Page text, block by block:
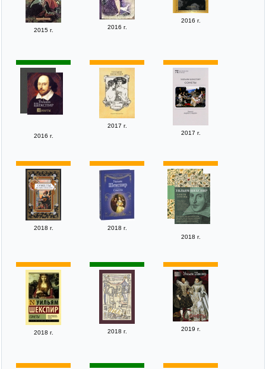
2015 г. 2016 г.
2016 г.
2016 г.
2017 г.
2017 г.
2018 г.
2018 г.
2018 г.
2018 г. 2018 г. 2019 г.